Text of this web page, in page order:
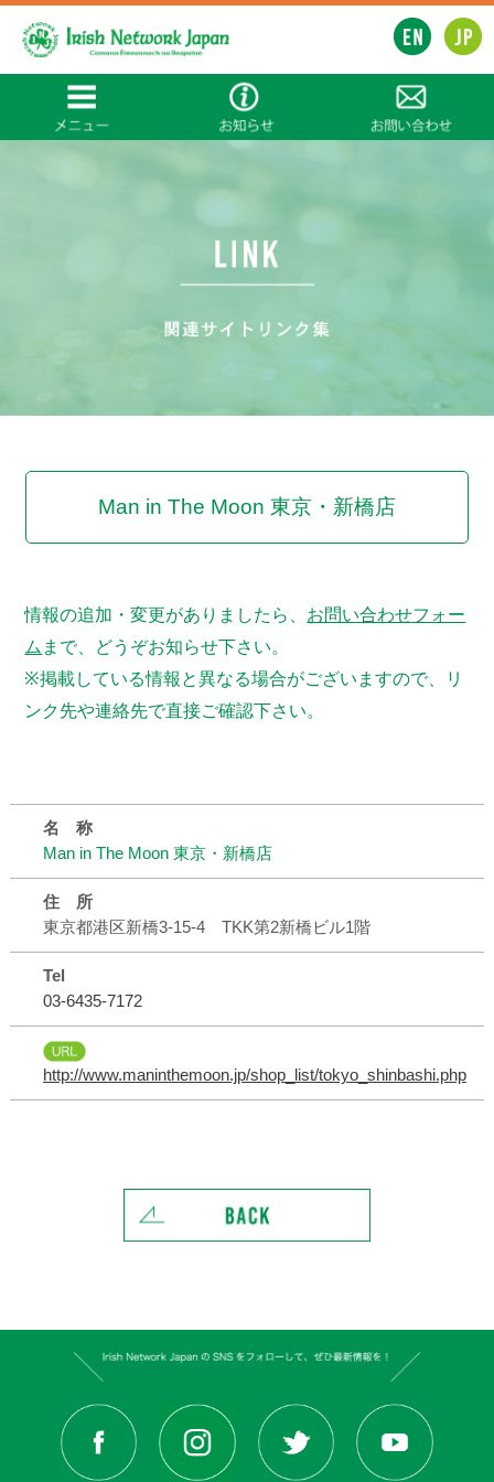
Man in The Moon 東京・新橋店
情報の追加・変更がありましたら、 お問い合わせフォー
ム まで、どうぞお知らせ下さい。
※掲載している情報と異なる場合がございますので、リ
ンク先や連絡先で直接ご確認下さい。
名 称
Man in The Moon 東京・新橋店
住 所
東京都港区新橋3-15-4 TKK第2新橋ビル1階
Tel
03-6435-7172
http://www.maninthemoon.jp/shop_list/tokyo_shinbashi.php